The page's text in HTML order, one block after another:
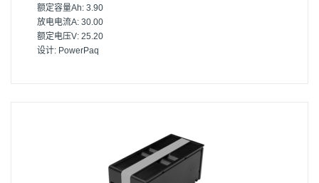
额定容量Ah: 3.90
放电电流A: 30.00
额定电压V: 25.20
设计: PowerPaq